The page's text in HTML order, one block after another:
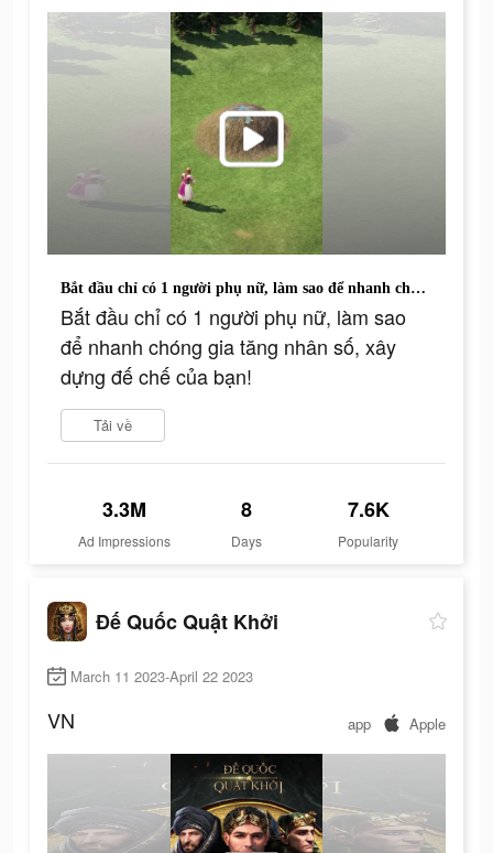
Bắt đầu chỉ có 1 người phụ nữ, làm sao để nhanh chóng gia tăng nhân số, xây dựng đế chế của bạn!
Bắt đầu chỉ có 1 người phụ nữ, làm sao
để nhanh chóng gia tăng nhân số, xây
dựng đế chế của bạn!
Tải về
3.3M
Ad Impressions
8
Days
7.6K
Popularity
Đế Quốc Quật Khởi
March 11 2023-April 22 2023
VN app Apple